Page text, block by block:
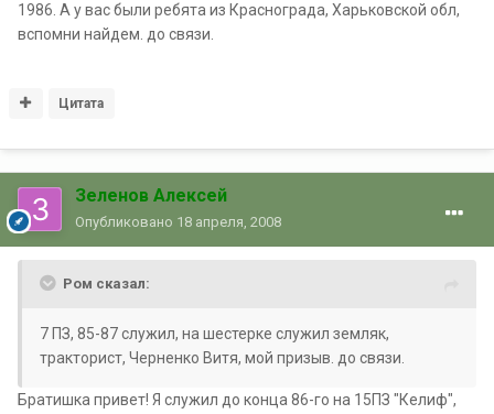
1986. А у вас были ребята из Краснограда, Харьковской обл,
вспомни найдем. до связи.
Цитата
Зеленов Алексей
Опубликовано 18 апреля, 2008
Ром сказал:
7 ПЗ, 85-87 служил, на шестерке служил земляк,
тракторист, Черненко Витя, мой призыв. до связи.
Братишка привет! Я служил до конца 86-го на 15ПЗ "Келиф",